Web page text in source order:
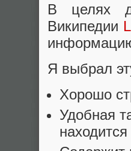
В целях
Википедии
Я выбрал
Хорошо
Удобная